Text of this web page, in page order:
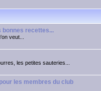
bonnes recettes...
veut...
les petites sauteries...
les membres du club